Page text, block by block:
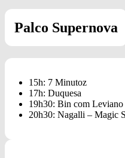
Palco Supernova
15h: 7 Minutoz
17h: Duquesa
19h30: Bin com Leviano
20h30: Nagalli – Magic